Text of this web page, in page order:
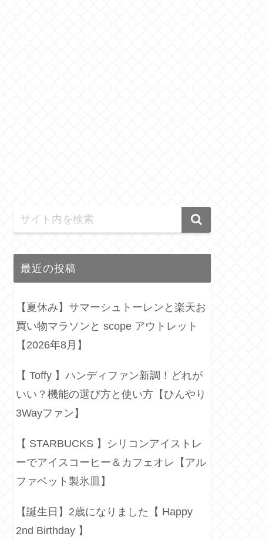
最近の投稿
【夏休み】サマーシュトーレンと楽天お
買い物マラソンと scope アウトレット
【2026年8月】
【 Toffy 】ハンディファン新調！どれが
いい？機能の選び方と使い方【ひんやり
3Wayファン】
【 STARBUCKS 】シリコンアイストレ
ーでアイスコーヒー＆カフェオレ【アル
ファベット製氷皿】
【誕生日】2歳になりました【 Happy
2nd Birthday 】